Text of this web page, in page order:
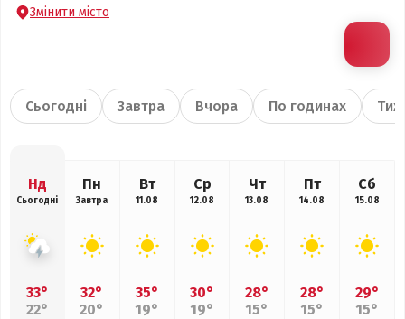
Змінити місто
Сьогодні Завтра Вчора По годинах
Нд
Сьогодні
33°
22°
Пн
Завтра
32°
20°
Вт
11.08
35°
19°
Ср
12.08
30°
19°
Чт
13.08
28°
15°
Пт
14.08
28°
15°
Сб
15.08
29°
15°